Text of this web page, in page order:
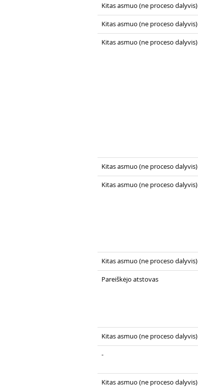
Kitas asmuo (ne proceso dalyvis)
Kitas asmuo (ne proceso dalyvis)
Kitas asmuo (ne proceso dalyvis)
Kitas asmuo (ne proceso dalyvis)
Kitas asmuo (ne proceso dalyvis)
Kitas asmuo (ne proceso dalyvis)
Pareiškėjo atstovas
Kitas asmuo (ne proceso dalyvis)
-
Kitas asmuo (ne proceso dalyvis)